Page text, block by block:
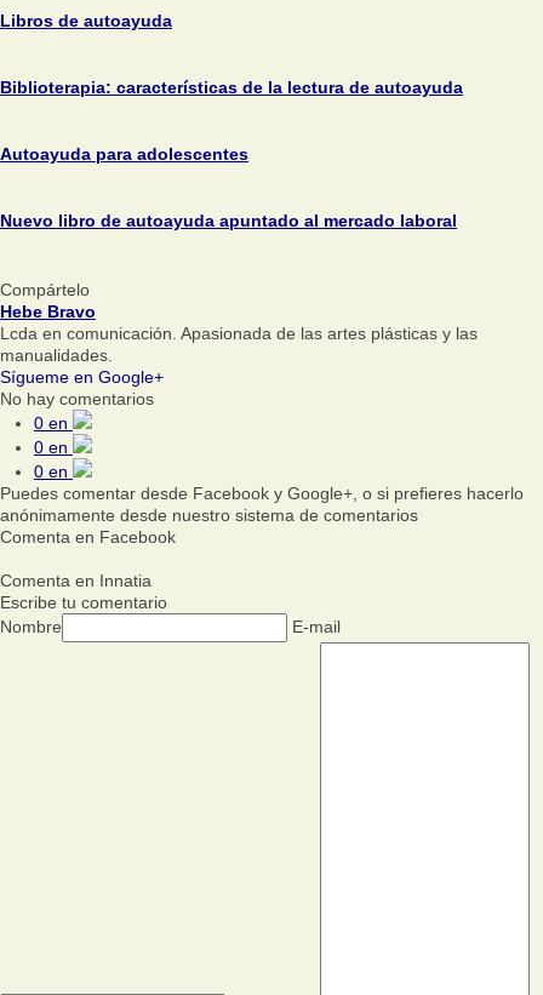
Libros de autoayuda
Biblioterapia: características de la lectura de autoayuda
Autoayuda para adolescentes
Nuevo libro de autoayuda apuntado al mercado laboral
Compártelo
Hebe Bravo
Lcda en comunicación. Apasionada de las artes plásticas y las
manualidades.
Sígueme en Google+
No hay comentarios
0 en
0 en
0 en
Puedes comentar desde Facebook y Google+, o si prefieres hacerlo
anónimamente desde nuestro sistema de comentarios
Comenta en Facebook
Comenta en Innatia
Escribe tu comentario
Nombre
E-mail